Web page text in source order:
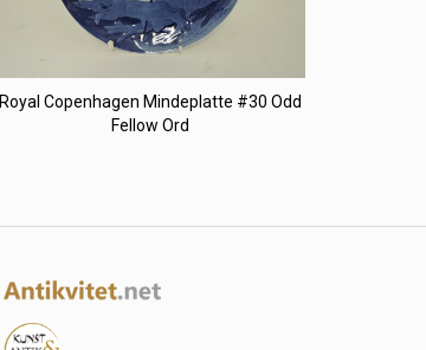
Royal Copenhagen Mindeplatte #30 Odd
Fellow Ord